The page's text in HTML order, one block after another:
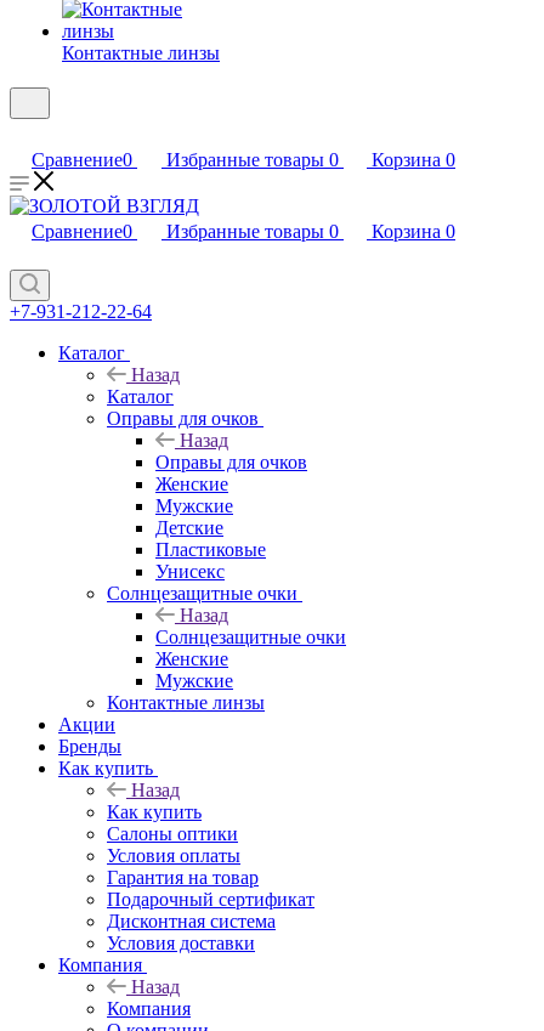
Контактные линзы
Сравнение0 Избранные товары 0 Корзина 0
Сравнение0 Избранные товары 0 Корзина 0
+7-931-212-22-64
Каталог
Назад
Каталог
Оправы для очков
Назад
Оправы для очков
Женские
Мужские
Детские
Пластиковые
Унисекс
Солнцезащитные очки
Назад
Солнцезащитные очки
Женские
Мужские
Контактные линзы
Акции
Бренды
Как купить
Назад
Как купить
Салоны оптики
Условия оплаты
Гарантия на товар
Подарочный сертификат
Дисконтная система
Условия доставки
Компания
Назад
Компания